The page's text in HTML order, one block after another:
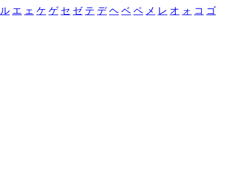
ル エ ェ ケ ゲ セ ゼ テ デ ヘ ベ ペ メ レ オ ォ コ ゴ